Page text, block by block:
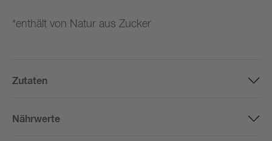
*enthält von Natur aus Zucker
Zutaten
Nährwerte